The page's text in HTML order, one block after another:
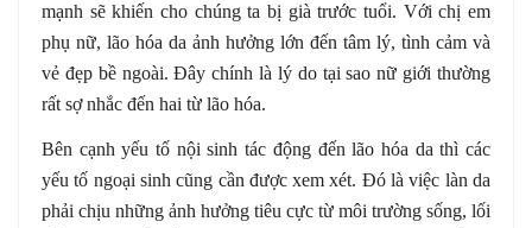
mạnh sẽ khiến cho chúng ta bị già trước tuổi. Với chị em
phụ nữ, lão hóa da ảnh hưởng lớn đến tâm lý, tình cảm và
vẻ đẹp bề ngoài. Đây chính là lý do tại sao nữ giới thường
rất sợ nhắc đến hai từ lão hóa.
Bên cạnh yếu tố nội sinh tác động đến lão hóa da thì các
yếu tố ngoại sinh cũng cần được xem xét. Đó là việc làn da
phải chịu những ảnh hưởng tiêu cực từ môi trường sống, lối